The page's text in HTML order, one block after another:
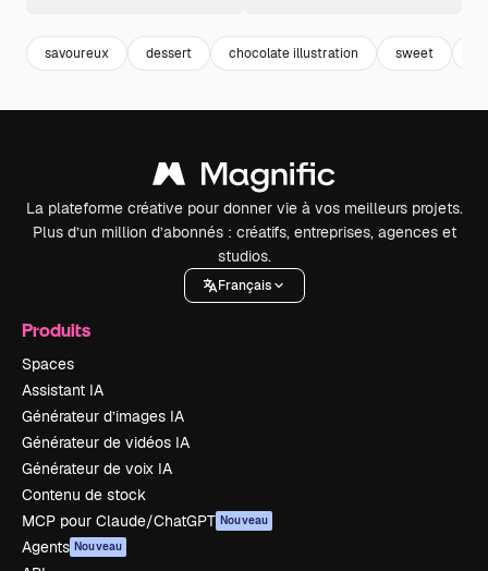
savoureux dessert chocolate illustration sweet
La plateforme créative pour donner vie à vos meilleurs projets.
Plus d’un million d’abonnés : créatifs, entreprises, agences et
studios.
Français
Produits
Spaces
Assistant IA
Générateur d’images IA
Générateur de vidéos IA
Générateur de voix IA
Contenu de stock
MCP pour Claude/ChatGPT Nouveau
Agents Nouveau